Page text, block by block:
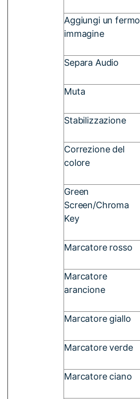
Aggiungi un fermo
immagine
Separa Audio
Muta
Stabilizzazione
Correzione del
colore
Green
Screen/Chroma
Key
Marcatore rosso
Marcatore
arancione
Marcatore giallo
Marcatore verde
Marcatore ciano